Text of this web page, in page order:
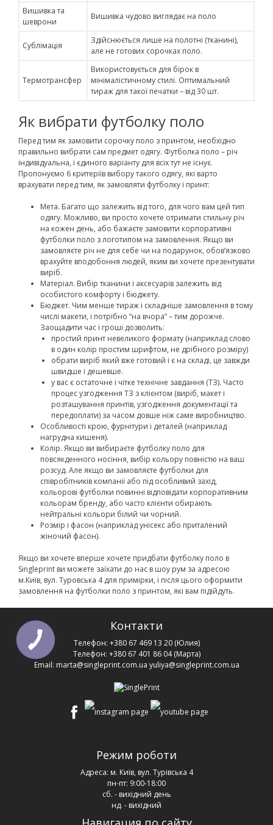
Вишивка та
шеврони
Вишивка чудово виглядає на поло
Сублімація
Здійснюється лише на полотні (тканині),
але не готових сорочках поло.
Термотрансфер
Використовується для бірок в
мінімалістичному стилі. Оптимальний
тираж для такої печатки – від 30 шт.
Як вибрати футболку поло
Перед тим як замовити сорочку поло з принтом, необхідно
правильно вибрати сам предмет одягу. Футболка поло – річ
індивідуальна, і єдиного варіанту для всіх тут не існує.
Пропонуємо 6 критеріїв вибору такого одягу, які варто
врахувати перед тим, як замовляти футболку і принт:
Мета. Багато що залежить від того, для чого вам цей тип
одягу. Можливо, ви просто хочете отримати стильну річ
на кожен день, або бажаєте замовити корпоративні
футболки поло з логотипом на замовлення. Якщо ви
замовляєте річ не для себе чи на подарунок, обов’язково
врахуйте вподобоння людей, яким ви хочете презентувати
виріб.
Матеріал. Вибір тканини і аксесуарів залежить від
особистого комфорту і бюджету.
Бюджет. Чим менше тираж і складніше замовлення в тому
числі макети, і потрібно “на вчора” – тим дорожче.
Заощадити час і гроші дозволить:
простий принт невеликого формату (наприклад слово
в один колір простим шрифтом, не дрібного розміру)
обрати виріб який вже готовий і є на складі, це завжди
швидше і дешевше.
у вас є остаточне і чітке технічне завдання (ТЗ). Часто
процес узгодження ТЗ з клієнтом (виріб, макет і
розташування принтів, узгодження документації та
передоплати) за часом довше ніж саме виробництво.
Особливості крою, фурнітури і деталей (наприклад
нагрудна кишеня).
Колір. Якщо ви вибираєте футболку поло для
повсякденного носіння, вибір кольору повністю на ваш
розсуд. Але якщо ви замовляєте футболки для
співробітників компанії або під особливий захід,
кольорові футболки повинні відповідати корпоративним
кольорам бренду, або часто клієнти обирають
нейтральні кольори білий чи чорний.
Розмір і фасон (наприклад унісекс або приталений
жіночий фасон).
Якщо ви хочете вперше хочете придбати футболку поло в
Singleprint ви можете заїхати до нас в шоу рум за адресою
м.Київ, вул. Туровська 4 для примірки, і після цього оформити
замовлення на футболки поло з принтом, які вам підійдуть.
Контакти
Телефон: +380 67 469 13 20(Юлия)
Телефон: +380 67 401 86 04(Марта)
Email: marta@singleprint.com.ua yuliya@singleprint.com.ua
Режим роботи
Адреса: м. Київ, вул. Турівська 4
пн-пт: 9:00-18:00
сб. - вихідний день
нд. - вихідний